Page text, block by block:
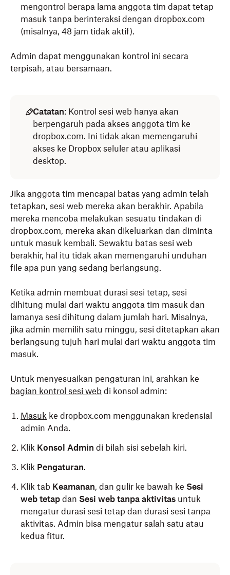
mengontrol berapa lama anggota tim dapat tetap
masuk tanpa berinteraksi dengan dropbox.com
(misalnya, 48 jam tidak aktif).
Admin dapat menggunakan kontrol ini secara
terpisah, atau bersamaan.
Catatan: Kontrol sesi web hanya akan
berpengaruh pada akses anggota tim ke
dropbox.com. Ini tidak akan memengaruhi
akses ke Dropbox seluler atau aplikasi
desktop.
Jika anggota tim mencapai batas yang admin telah
tetapkan, sesi web mereka akan berakhir. Apabila
mereka mencoba melakukan sesuatu tindakan di
dropbox.com, mereka akan dikeluarkan dan diminta
untuk masuk kembali. Sewaktu batas sesi web
berakhir, hal itu tidak akan memengaruhi unduhan
file apa pun yang sedang berlangsung.
Ketika admin membuat durasi sesi tetap, sesi
dihitung mulai dari waktu anggota tim masuk dan
lamanya sesi dihitung dalam jumlah hari. Misalnya,
jika admin memilih satu minggu, sesi ditetapkan akan
berlangsung tujuh hari mulai dari waktu anggota tim
masuk.
Untuk menyesuaikan pengaturan ini, arahkan ke
bagian kontrol sesi web di konsol admin:
Masuk ke dropbox.com menggunakan kredensial
admin Anda.
Klik Konsol Admin di bilah sisi sebelah kiri.
Klik Pengaturan.
Klik tab Keamanan, dan gulir ke bawah ke Sesi
web tetap dan Sesi web tanpa aktivitas untuk
mengatur durasi sesi tetap dan durasi sesi tanpa
aktivitas. Admin bisa mengatur salah satu atau
kedua fitur.